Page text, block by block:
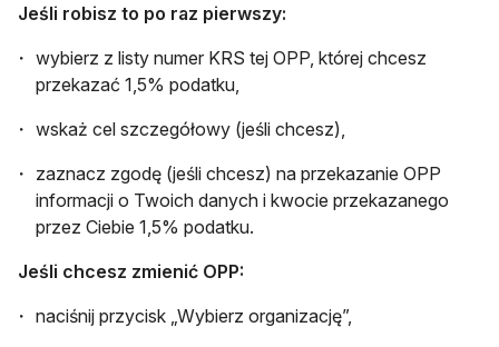
Jeśli robisz to po raz pierwszy:
wybierz z listy numer KRS tej OPP, której chcesz
przekazać 1,5% podatku,
wskaż cel szczegółowy (jeśli chcesz),
zaznacz zgodę (jeśli chcesz) na przekazanie OPP
informacji o Twoich danych i kwocie przekazanego
przez Ciebie 1,5% podatku.
Jeśli chcesz zmienić OPP:
naciśnij przycisk „Wybierz organizację”,